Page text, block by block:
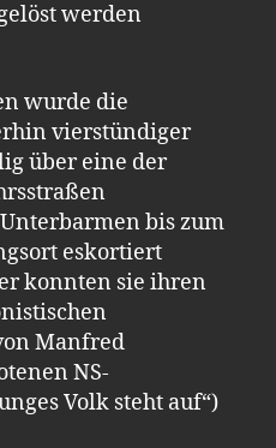
werden
wurde die
vierstündiger
über eine der
bis zum
eskortiert
konnten sie ihren
Manfred
NS-
Volk steht auf“)